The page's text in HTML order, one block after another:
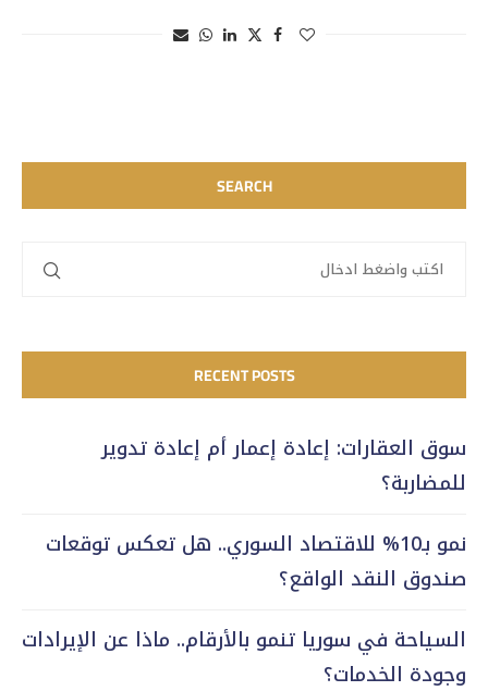
SEARCH
RECENT POSTS
سوق العقارات: إعادة إعمار أم إعادة تدوير
للمضاربة؟
نمو بـ10% للاقتصاد السوري.. هل تعكس توقعات
صندوق النقد الواقع؟
السياحة في سوريا تنمو بالأرقام.. ماذا عن الإيرادات
وجودة الخدمات؟